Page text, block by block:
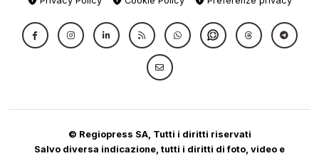
© Regiopress SA, Tutti i diritti riservati
Salvo diversa indicazione, tutti i diritti di foto, video e